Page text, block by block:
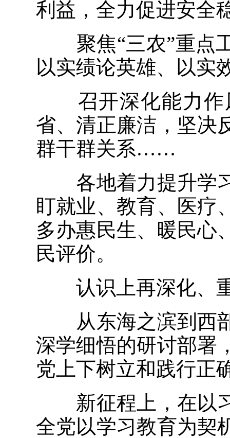
利益，全力促进安全
聚焦“三农”重点工
以实绩论英雄、以实
召开深化能力作
省、清正廉洁，坚决
群干群关系……
各地着力提升学习
盯就业、教育、医疗
多办惠民生、暖民心
民评价。
认识上再深化、重
从东海之滨到西部
深学细悟的研讨部署
党上下树立和践行正
新征程上，在以习
全党以学习教育为契